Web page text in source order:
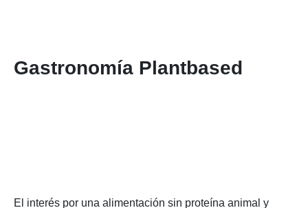
Gastronomía Plantbased
El interés por una alimentación sin proteína animal y